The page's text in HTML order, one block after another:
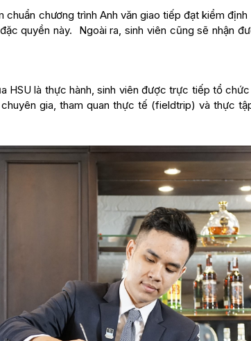
chương trình Anh văn giao tiếp đạt kiểm
quyền này. Ngoài ra, sinh viên cũng sẽ nhận
HSU là thực hành, sinh viên được trực tiếp tổ
gia, tham quan thực tế (fieldtrip) và thực